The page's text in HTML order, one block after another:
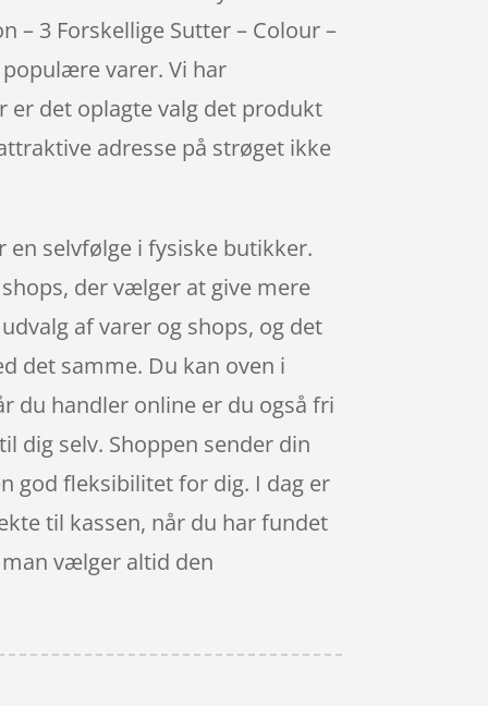
– 3 Forskellige Sutter – Colour –
varer. Vi har
er det oplagte valg det produkt
adresse på strøget ikke
selvfølge i fysiske butikker.
der vælger at give mere
af varer og shops, og det
det samme. Du kan oven i
du handler online er du også fri
dig selv. Shoppen sender din
god fleksibilitet for dig. I dag er
til kassen, når du har fundet
vælger altid den